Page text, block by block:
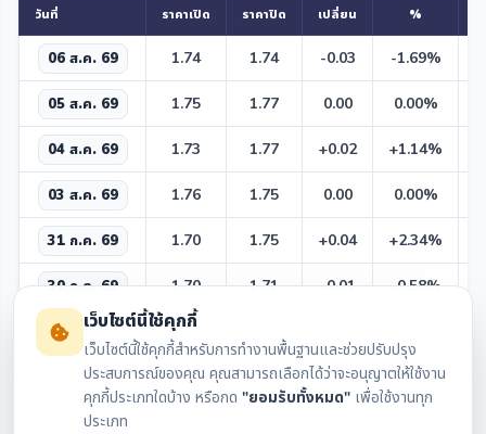
วันที่ ราคาเปิด ราคาปิด เปลี่ยน %
06 ส.ค. 69 1.74 1.74 -0.03 -1.69%
05 ส.ค. 69 1.75 1.77 0.00 0.00%
04 ส.ค. 69 1.73 1.77 +0.02 +1.14%
03 ส.ค. 69 1.76 1.75 0.00 0.00%
31 ก.ค. 69 1.70 1.75 +0.04 +2.34%
30 ก.ค. 69 1.70 1.71 -0.01 -0.58%
27 ก.ค. 69 1.72
24 ก.ค. 69 1.70 1.72 0.00 0.00%
23 ก.ค. 69
เว็บไซต์นี้ใช้คุกกี้
เว็บไซต์นี้ใช้คุกกี้สำหรับการทำงานพื้นฐานและช่วยปรับปรุง
ประสบการณ์ของคุณ คุณสามารถเลือกได้ว่าจะอนุญาตให้ใช้งาน
คุกกี้ประเภทใดบ้าง หรือกด "ยอมรับทั้งหมด" เพื่อใช้งานทุก
ประเภท